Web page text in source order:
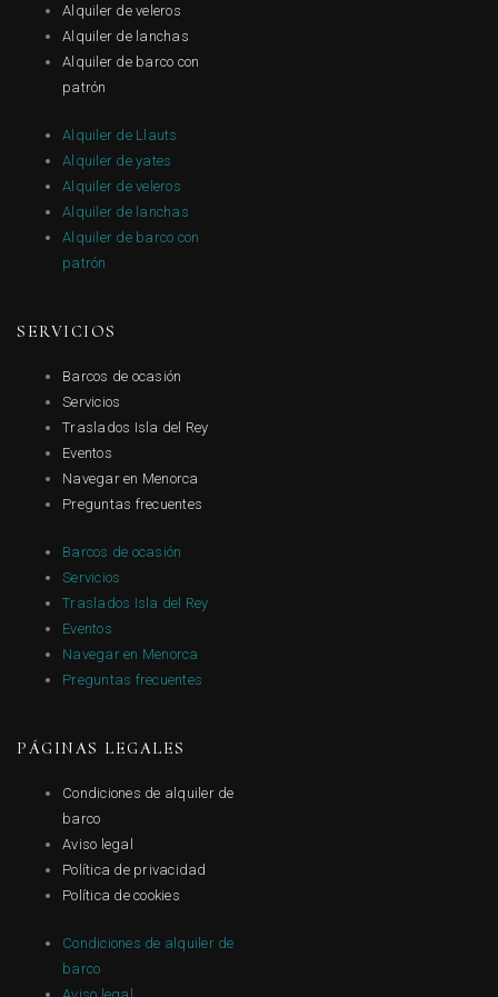
Alquiler de veleros
Alquiler de lanchas
Alquiler de barco con
patrón
Alquiler de Llauts
Alquiler de yates
Alquiler de veleros
Alquiler de lanchas
Alquiler de barco con
patrón
SERVICIOS
Barcos de ocasión
Servicios
Traslados Isla del Rey
Eventos
Navegar en Menorca
Preguntas frecuentes
Barcos de ocasión
Servicios
Traslados Isla del Rey
Eventos
Navegar en Menorca
Preguntas frecuentes
PÁGINAS LEGALES
Condiciones de alquiler de
barco
Aviso legal
Política de privacidad
Política de cookies
Condiciones de alquiler de
barco